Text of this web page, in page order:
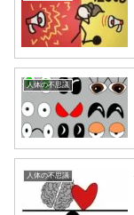
人体の不思議
人体の不思議